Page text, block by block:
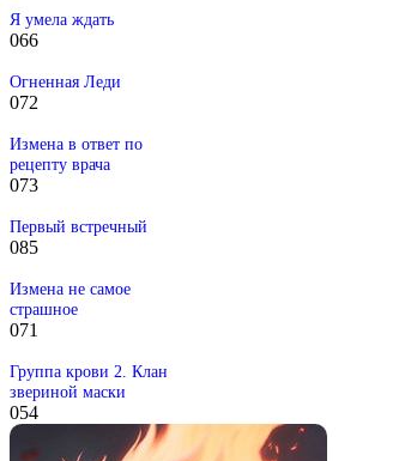
Я умела ждать
066
Огненная Леди
072
Измена в ответ по
рецепту врача
073
Первый встречный
085
Измена не самое
страшное
071
Группа крови 2. Клан
звериной маски
054